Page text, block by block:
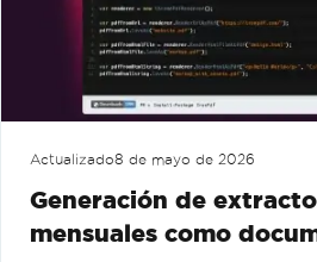
Actualizado8 de mayo de 2026
Generación de
mensuales como